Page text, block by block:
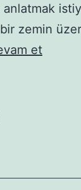
bir zemin
et